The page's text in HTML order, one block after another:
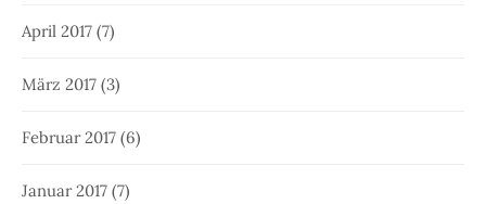
April 2017 (7)
März 2017 (3)
Februar 2017 (6)
Januar 2017 (7)